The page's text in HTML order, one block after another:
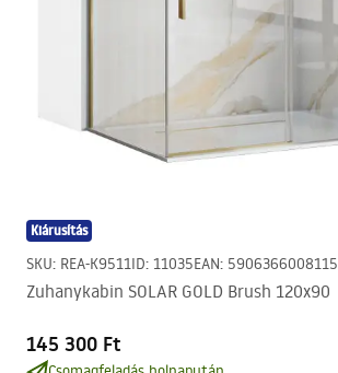
Kiárusítás
SKU: REA-K9511ID: 11035EAN: 5906366008115
Zuhanykabin SOLAR GOLD Brush 120x90
145 300 Ft